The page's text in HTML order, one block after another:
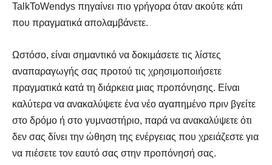
TalkToWendys πηγαίνει πιο γρήγορα όταν ακούτε κάτι
που πραγματικά απολαμβάνετε.
Ωστόσο, είναι σημαντικό να δοκιμάσετε τις λίστες
αναπαραγωγής σας προτού τις χρησιμοποιήσετε
πραγματικά κατά τη διάρκεια μιας προπόνησης. Είναι
καλύτερα να ανακαλύψετε ένα νέο αγαπημένο πριν βγείτε
στο δρόμο ή στο γυμναστήριο, παρά να ανακαλύψετε ότι
δεν σας δίνει την ώθηση της ενέργειας που χρειάζεστε για
να πιέσετε τον εαυτό σας στην προπόνησή σας.